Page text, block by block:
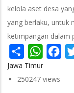
kelola aset desa
yang berlaku, untuk
ketimpangan dalam
Share
Jawa Timur
250247 views